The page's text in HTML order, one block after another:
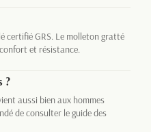
certifié GRS. Le molleton gratté
et résistance.
?
aussi bien aux hommes
de consulter le guide des